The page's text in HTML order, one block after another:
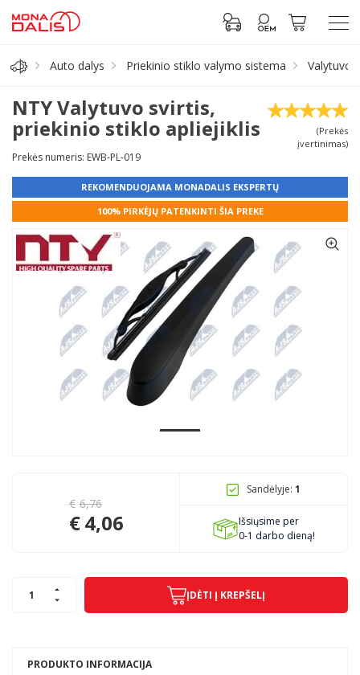
Alyva, tepalai
Antifrizas
Akumuliatorius
Padangos
Prisijungti prie paskyros
Pagojo k., Uosių g. 124, Kelmės raj.
Auto dalys Priekinio stiklo valymo sistema Valytuvo
NTY Valytuvo svirtis,
priekinio stiklo apliejiklis
(Prekės
įvertinimas)
Prekės numeris: EWB-PL-019
REKOMENDUOJAMA MONADALIS EKSPERTŲ
100% PIRKĖJŲ PATENKINTI ŠIA PREKE
PRODUKTO INFORMACIJA
€ 6,76
€4,06
Sandėlyje: 1
Išsiųsime per
0-1 darbo dieną!
ĮDĖTI Į KREPŠELĮ